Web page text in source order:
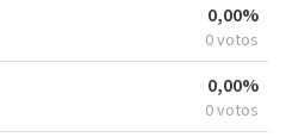
0,00%
0 votos
0,00%
0 votos